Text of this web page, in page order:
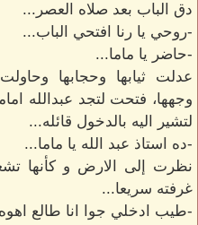
دق الباب بعد صلاه العصر...
-روحي يا رنا افتحي الباب...
-حاضر يا ماما...
عدلت ثيابها وحجابها
وجهها، فتحت لتجد عبدالله
لتشير اليه بالدخول قائله...
-ده استاذ عبد الله يا ماما...
نظرت إلى الارض و كأنها
غرفته سريعا...
-طيب ادخلي جوا انا طالع